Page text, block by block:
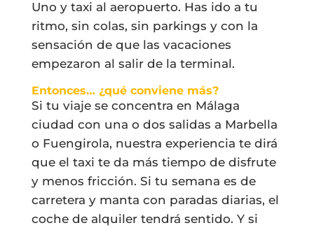
Uno y taxi al aeropuerto. Has ido a tu
ritmo, sin colas, sin parkings y con la
sensación de que las vacaciones
empezaron al salir de la terminal.
Entonces… ¿qué conviene más?
Si tu viaje se concentra en Málaga
ciudad con una o dos salidas a Marbella
o Fuengirola, nuestra experiencia te dirá
que el taxi te da más tiempo de disfrute
y menos fricción. Si tu semana es de
carretera y manta con paradas diarias, el
coche de alquiler tendrá sentido. Y si